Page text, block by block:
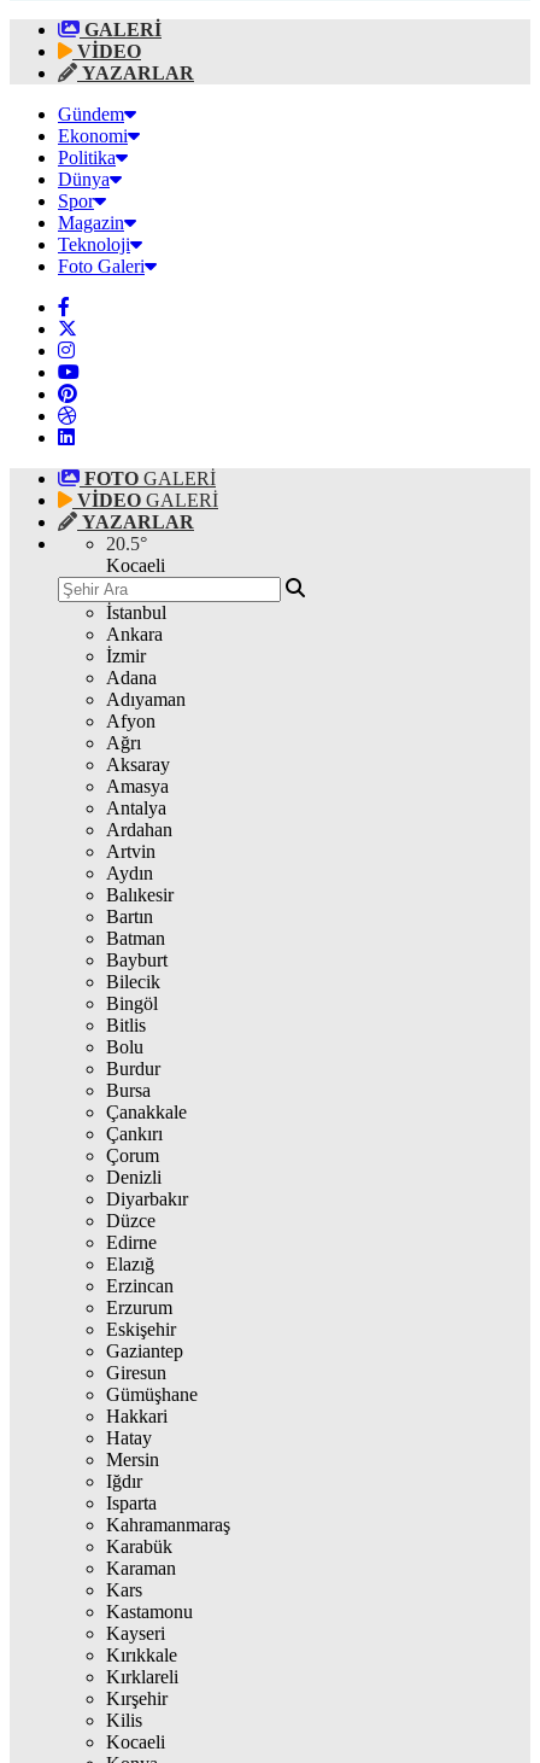
GALERİ
VİDEO
YAZARLAR
Gündem
Ekonomi
Politika
Dünya
Spor
Magazin
Teknoloji
Foto Galeri
FOTO GALERİ
VİDEO GALERİ
YAZARLAR
20.5°
Kocaeli
İstanbul
Ankara
İzmir
Adana
Adıyaman
Afyon
Ağrı
Aksaray
Amasya
Antalya
Ardahan
Artvin
Aydın
Balıkesir
Bartın
Batman
Bayburt
Bilecik
Bingöl
Bitlis
Bolu
Burdur
Bursa
Çanakkale
Çankırı
Çorum
Denizli
Diyarbakır
Düzce
Edirne
Elazığ
Erzincan
Erzurum
Eskişehir
Gaziantep
Giresun
Gümüşhane
Hakkari
Hatay
Mersin
Iğdır
Isparta
Kahramanmaraş
Karabük
Karaman
Kars
Kastamonu
Kayseri
Kırıkkale
Kırklareli
Kırşehir
Kilis
Kocaeli